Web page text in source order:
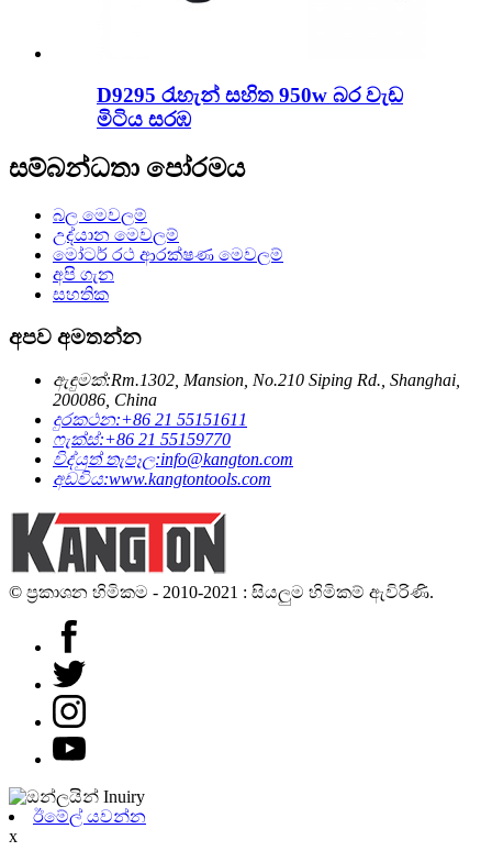
D9295 රැහැන් සහිත 950w බර වැඩ
මිටිය සරඹ
සම්බන්ධතා පෝරමය
බල මෙවලම්
උද්යාන මෙවලම්
මෝටර් රථ ආරක්ෂණ මෙවලම්
අපි ගැන
සහතික
අපව අමතන්න
ඇඳුමක්:Rm.1302, Mansion, No.210 Siping Rd., Shanghai,
200086, China
දුරකථන:+86 21 55151611
ෆැක්ස්:+86 21 55159770
විද්යුත් තැපෑල:info@kangton.com
අඩවිය:www.kangtontools.com
© ප්‍රකාශන හිමිකම - 2010-2021 : සියලුම හිමිකම් ඇවිරිණි.
ඊමේල් යවන්න
x